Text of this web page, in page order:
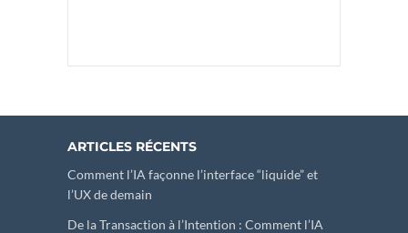
ARTICLES RÉCENTS
Comment l’IA façonne l’interface “liquide” et
l’UX de demain
De la Transaction à l’Intention : Comment l’IA